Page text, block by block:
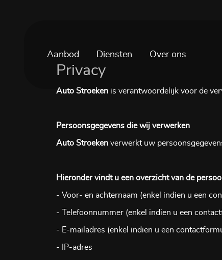
Aanbod Diensten Over ons
Privacy
Auto Stroekenis verantwoordelijk voor de
Persoonsgegevens die wij verwerken
Auto Stroekenverwerkt uw
Hieronder vindt u een overzicht van de
- Voor- en achternaam (enkel indien u een
- Telefoonnummer (enkel indien u een
- E-mailadres (enkel indien u een
- IP-adres